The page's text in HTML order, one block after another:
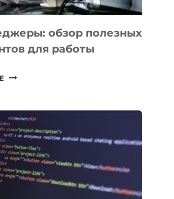
обзор полезных
для работы
ТАСК-
ПОЛЕЗНЫХ
ИНСТРУМЕНТОВ
ДЛЯ
РАБОТЫ